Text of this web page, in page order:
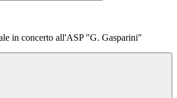
in concerto all'ASP "G. Gasparini"